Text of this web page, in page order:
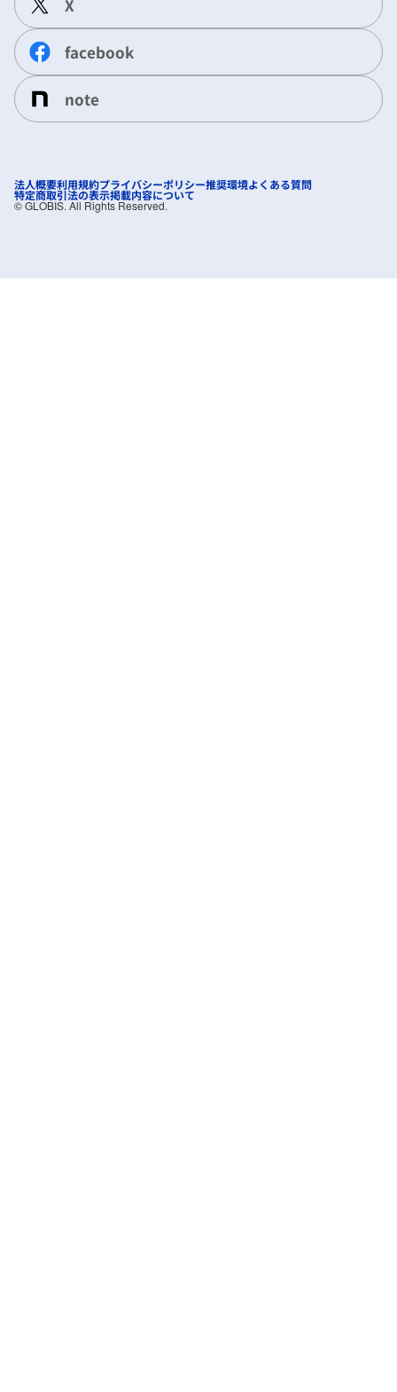
X
facebook
note
法人概要利用規約プライバシーポリシー推奨環境よくある質問
特定商取引法の表示掲載内容について
©︎ GLOBIS. All Rights Reserved.